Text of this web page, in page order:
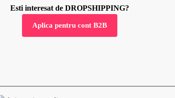
Esti interesat de DROPSHIPPING?
Aplica pentru cont B2B